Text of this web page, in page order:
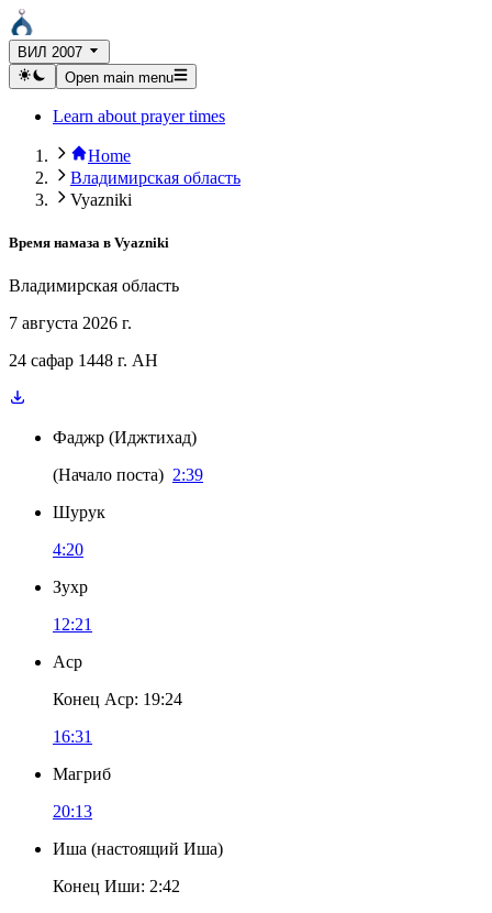
ВИЛ 2007
Open main menu
Learn about prayer times
Home
Владимирская область
Vyazniki
Время намаза в Vyazniki
Владимирская область
7 августа 2026 г.
24 сафар 1448 г. AH
Фаджр (Иджтихад)
(Начало поста) 2:39
Шурук
4:20
Зухр
12:21
Аср
Конец Аср: 19:24
16:31
Магриб
20:13
Иша (настоящий Иша)
Конец Иши: 2:42